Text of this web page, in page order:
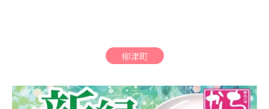
ABOUT
柳津町